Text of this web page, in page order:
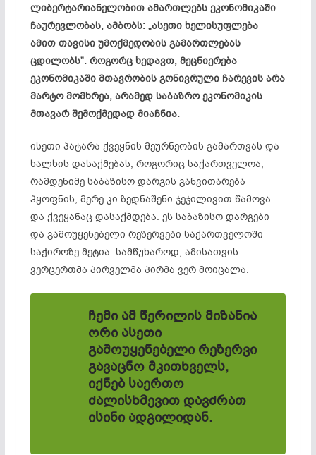
ლიბერტარიანელობით ამართლებს ეკონომიკაში
ჩაურევლობას, ამბობს: „ასეთი ხელისუფლება
ამით თავისი უმოქმედობის გამართლებას
ცდილობს”. როგორც ხედავთ, მეცნიერება
ეკონომიკაში მთავრობის გონივრული ჩარევის არა
მარტო მომხრეა, არამედ საბაზრო ეკონომიკის
მთავარ შემოქმედად მიაჩნია.
ისეთი პატარა ქვეყნის მეურნეობის გამართვას და
ხალხის დასაქმებას, როგორიც საქართველოა,
რამდენიმე საბაზისო დარგის განვითარება
ჰყოფნის, მერე კი ზედნაშენი ჯეჯილივით წამოვა
და ქვეყანაც დასაქმდება. ეს საბაზისო დარგები
და გამოუყენებელი რეზერვები საქართველოში
საჭიროზე მეტია. სამწუხაროდ, ამისათვის
ვერცერთმა პირველმა პირმა ვერ მოიცალა.
ჩემი ამ წერილის მიზანია
ორი ასეთი
გამოუყენებელი რეზერვი
გავაცნო მკითხველს,
იქნებ საერთო
ძალისხმევით დავძრათ
ისინი ადგილიდან.